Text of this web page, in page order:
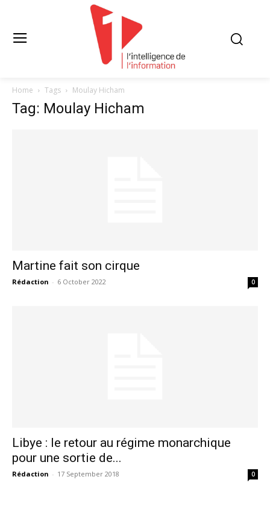
Home Tags Moulay Hicham
Tag: Moulay Hicham
Martine fait son cirque
Rédaction - 6 October 2022 0
Libye : le retour au régime monarchique
pour une sortie de...
Rédaction - 17 September 2018 0